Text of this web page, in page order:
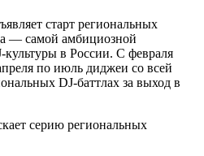
старт региональных
— самой амбициозной
в России. С февраля
по июль диджеи со всей
DJ-баттлах за выход в